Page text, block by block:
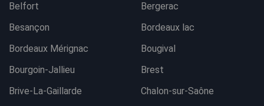
Belfort
Bergerac
Besançon
Bordeaux lac
Bordeaux Mérignac
Bougival
Bourgoin-Jallieu
Brest
Brive-La-Gaillarde
Chalon-sur-Saône